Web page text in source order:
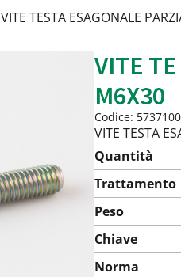
VITE TESTA ESAGONALE
VITE
M6X30
Codice:
VITE TESTA
Quantità
Trattamento
Peso
Chiave
Norma